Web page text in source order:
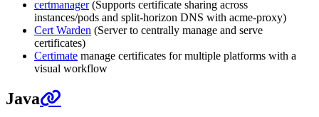
certmanager(Supports certificate sharing across
instances/pods and split-horizon DNS with acme-proxy)
Cert Warden (Server to centrally manage and serve
certificates)
Certimate manage certificates for multiple platforms with a
visual workflow
Java